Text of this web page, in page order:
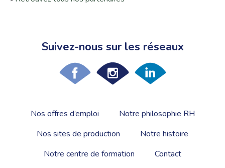
Suivez-nous sur les réseaux
Nos offres d’emploi
Notre philosophie RH
Nos sites de production
Notre histoire
Notre centre de formation
Contact